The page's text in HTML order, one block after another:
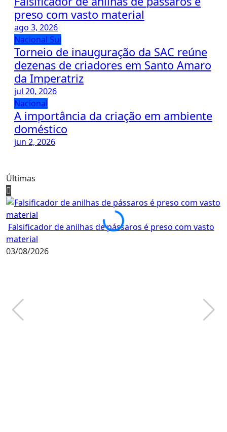
preso com vasto material
ago 3, 2026
Nacional Sul
Torneio de inauguração da SAC reúne
dezenas de criadores em Santo Amaro
da Imperatriz
jul 20, 2026
Nacional
A importância da criação em ambiente
doméstico
jun 2, 2026
Últimas
Falsificador de anilhas de pássaros é preso com vasto
material
03/08/2026